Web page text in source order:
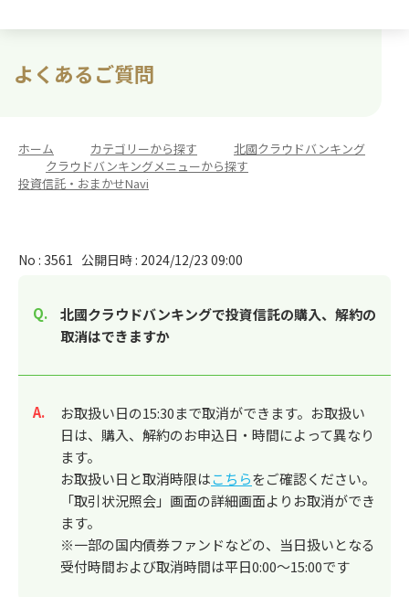
よくあるご質問
ホーム カテゴリーから探す
北國クラウドバンキング
クラウドバンキングメニューから探す
投資信託・おまかせNavi
No : 3561 公開日時 : 2024/12/23 09:00
北國クラウドバンキングで投資信託の購入、解約の
取消はできますか
回答
お取扱い日の15:30まで取消ができます。お取扱い
日は、購入、解約のお申込日・時間によって異なり
ます。
お取扱い日と取消時限はこちらをご確認ください。
「取引状況照会」画面の詳細画面よりお取消ができ
ます。
※一部の国内債券ファンドなどの、当日扱いとなる
受付時間および取消時間は平日0:00～15:00です